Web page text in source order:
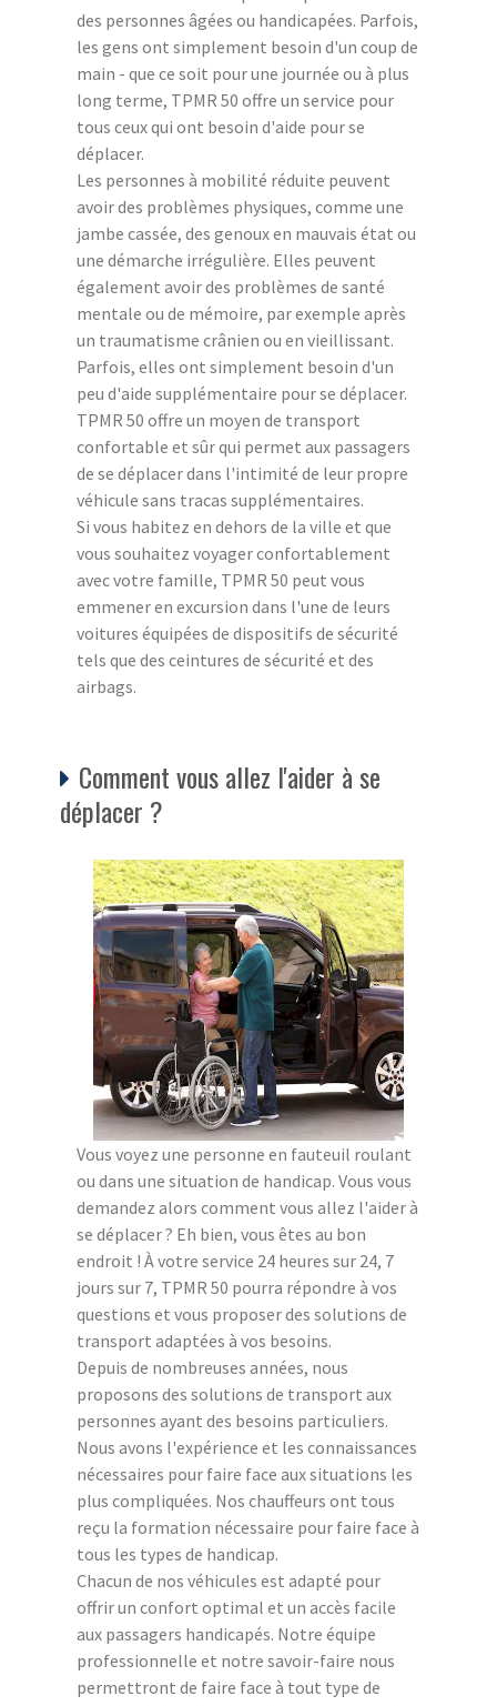
des personnes âgées ou handicapées. Parfois,
les gens ont simplement besoin d'un coup de
main - que ce soit pour une journée ou à plus
long terme, TPMR 50 offre un service pour
tous ceux qui ont besoin d'aide pour se
déplacer.
Les personnes à mobilité réduite peuvent
avoir des problèmes physiques, comme une
jambe cassée, des genoux en mauvais état ou
une démarche irrégulière. Elles peuvent
également avoir des problèmes de santé
mentale ou de mémoire, par exemple après
un traumatisme crânien ou en vieillissant.
Parfois, elles ont simplement besoin d'un
peu d'aide supplémentaire pour se déplacer.
TPMR 50 offre un moyen de transport
confortable et sûr qui permet aux passagers
de se déplacer dans l'intimité de leur propre
véhicule sans tracas supplémentaires.
Si vous habitez en dehors de la ville et que
vous souhaitez voyager confortablement
avec votre famille, TPMR 50 peut vous
emmener en excursion dans l'une de leurs
voitures équipées de dispositifs de sécurité
tels que des ceintures de sécurité et des
airbags.
Comment vous allez l'aider à se
déplacer ?
Vous voyez une personne en fauteuil roulant
ou dans une situation de handicap. Vous vous
demandez alors comment vous allez l'aider à
se déplacer ? Eh bien, vous êtes au bon
endroit ! À votre service 24 heures sur 24, 7
jours sur 7, TPMR 50 pourra répondre à vos
questions et vous proposer des solutions de
transport adaptées à vos besoins.
Depuis de nombreuses années, nous
proposons des solutions de transport aux
personnes ayant des besoins particuliers.
Nous avons l'expérience et les connaissances
nécessaires pour faire face aux situations les
plus compliquées. Nos chauffeurs ont tous
reçu la formation nécessaire pour faire face à
tous les types de handicap.
Chacun de nos véhicules est adapté pour
offrir un confort optimal et un accès facile
aux passagers handicapés. Notre équipe
professionnelle et notre savoir-faire nous
permettront de faire face à tout type de